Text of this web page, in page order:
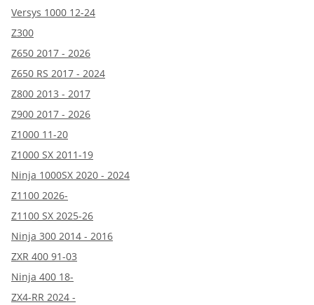
Versys 1000 12-24
Z300
Z650 2017 - 2026
Z650 RS 2017 - 2024
Z800 2013 - 2017
Z900 2017 - 2026
Z1000 11-20
Z1000 SX 2011-19
Ninja 1000SX 2020 - 2024
Z1100 2026-
Z1100 SX 2025-26
Ninja 300 2014 - 2016
ZXR 400 91-03
Ninja 400 18-
ZX4-RR 2024 -